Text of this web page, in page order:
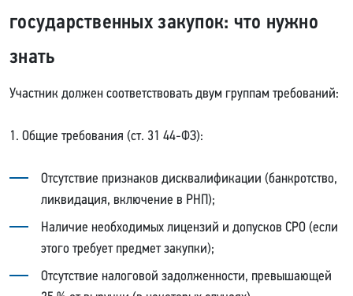
государственных закупок: что нужно
знать
Участник должен соответствовать двум группам требований:
1. Общие требования (ст. 31 44-ФЗ):
Отсутствие признаков дисквалификации (банкротство,
ликвидация, включение в РНП);
Наличие необходимых лицензий и допусков СРО (если
этого требует предмет закупки);
Отсутствие налоговой задолженности, превышающей